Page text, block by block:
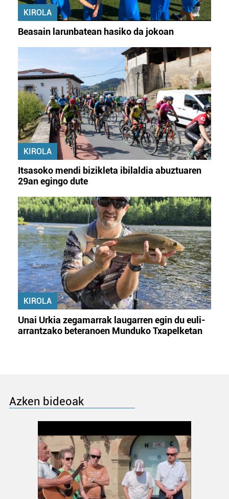
KIROLA
Beasain larunbatean hasiko da jokoan
KIROLA
Itsasoko mendi bizikleta ibilaldia abuztuaren
29an egingo dute
KIROLA
Unai Urkia zegamarrak laugarren egin du euli-
arrantzako beteranoen Munduko Txapelketan
Azken bideoak